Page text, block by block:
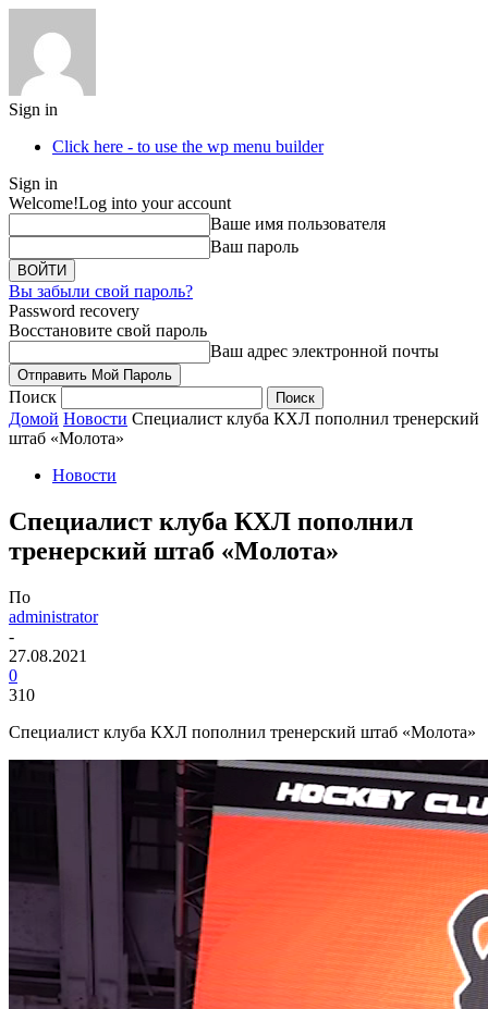
Sign in
Click here - to use the wp menu builder
Sign in
Welcome!Log into your account
Ваше имя пользователя
Ваш пароль
Вы забыли свой пароль?
Password recovery
Восстановите свой пароль
Ваш адрес электронной почты
Поиск
Домой Новости Специалист клуба КХЛ пополнил тренерский
штаб «Молота»
Новости
Специалист клуба КХЛ пополнил
тренерский штаб «Молота»
По
administrator
-
27.08.2021
0
310
Специалист клуба КХЛ пополнил тренерский штаб «Молота»